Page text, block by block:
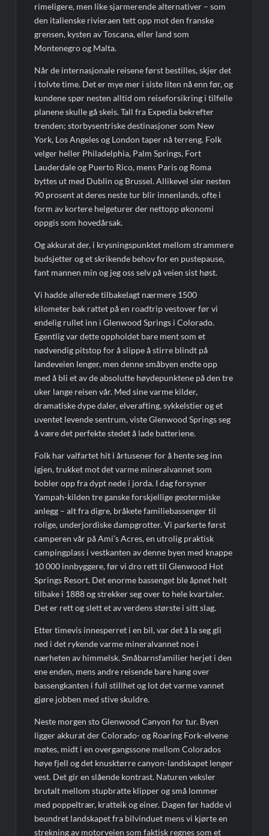
rimeligere, men like sjarmerende alternativer – som
den italienske rivieraen tett opp mot den franske
grensen, kysten av Toscana, eller land som
Montenegro og Malta.
Når de internasjonale reisene først bestilles, skjer det
i tolvte time. Det er mye mer i siste liten nå enn før, og
kundene spør nesten alltid om reiseforsikring i tilfelle
planene skulle gå skeis. Tall fra Expedia bekrefter
trenden; storbysentriske destinasjoner som New
York, Los Angeles og London taper nå terreng. Folk
velger heller Philadelphia, Palm Springs, Fort
Lauderdale og Puerto Rico, mens Paris og Roma
byttes ut med Dublin og Brussel. Allikevel sier nesten
90 prosent at deres neste tur blir innenlands, ofte i
form av kortere helgeturer der nettopp økonomi
oppgis som hovedårsak.
Og akkurat der, i krysningspunktet mellom strammere
budsjetter og et skrikende behov for en pustepause,
fant mannen min og jeg oss selv på veien sist høst.
Vi hadde allerede tilbakelagt nærmere 1500
kilometer bak rattet på en roadtrip vestover før vi
endelig rullet inn i Glenwood Springs i Colorado.
Egentlig var dette oppholdet bare ment som et
nødvendig pitstop for å slippe å stirre blindt på
landeveien lenger, men denne småbyen endte opp
med å bli et av de absolutte høydepunktene på den tre
uker lange reisen vår. Med sine varme kilder,
dramatiske dype daler, elverafting, sykkelstier og et
uventet levende sentrum, viste Glenwood Springs seg
å være det perfekte stedet å lade batteriene.
Folk har valfartet hit i årtusener for å hente seg inn
igjen, trukket mot det varme mineralvannet som
bobler opp fra dypt nede i jorda. I dag forsyner
Yampah-kilden tre ganske forskjellige geotermiske
anlegg – alt fra digre, bråkete familiebassenger til
rolige, underjordiske dampgrotter. Vi parkerte først
camperen vår på Ami’s Acres, en utrolig praktisk
campingplass i vestkanten av denne byen med knappe
10 000 innbyggere, før vi dro rett til Glenwood Hot
Springs Resort. Det enorme bassenget ble åpnet helt
tilbake i 1888 og strekker seg over to hele kvartaler.
Det er rett og slett et av verdens største i sitt slag.
Etter timevis innesperret i en bil, var det å la seg gli
ned i det rykende varme mineralvannet noe i
nærheten av himmelsk. Småbarnsfamilier herjet i den
ene enden, mens andre reisende bare hang over
bassengkanten i full stillhet og lot det varme vannet
gjøre jobben med stive skuldre.
Neste morgen sto Glenwood Canyon for tur. Byen
ligger akkurat der Colorado- og Roaring Fork-elvene
møtes, midt i en overgangssone mellom Colorados
høye fjell og det knusktørre canyon-landskapet lenger
vest. Det gir en slående kontrast. Naturen veksler
brutalt mellom stupbratte klipper og små lommer
med poppeltrær, kratteik og einer. Dagen før hadde vi
beundret landskapet fra bilvinduet mens vi kjørte en
strekning av motorveien som faktisk regnes som et